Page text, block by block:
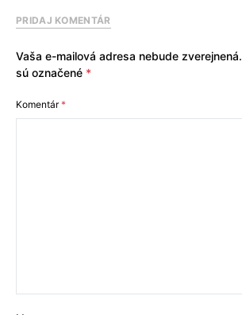
PRIDAJ KOMENTÁR
Vaša e-mailová adresa nebude zverejnená.
sú označené *
Komentár*